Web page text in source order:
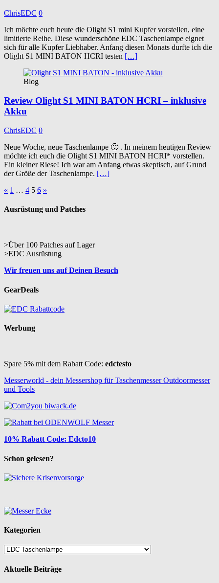
ChrisEDC 0
Ich möchte euch heute die Olight S1 mini Kupfer vorstellen, eine
limitierte Reihe. Diese wunderschöne EDC Taschenlampe eignet
sich für alle Kupfer Liebhaber. Anfang diesen Monats durfte ich die
Olight S1 MINI BATON HCRI testen […]
Blog
Review Olight S1 MINI BATON HCRI – inklusive
Akku
ChrisEDC 0
Neue Woche, neue Taschenlampe 🙂 . In meinem heutigen Review
möchte ich euch die Olight S1 MINI BATON HCRI* vorstellen.
Ein kleiner Riese! Ich war am Anfang etwas skeptisch, auf Grund
der Größe der Taschenlampe. […]
Beitragsnavigation
« 1 … 4 5 6 »
Ausrüstung und Patches
>Über 100 Patches auf Lager
>EDC Ausrüstung
Wir freuen uns auf Deinen Besuch
GearDeals
Werbung
Spare 5% mit dem Rabatt Code: edctesto
Messerworld - dein Messershop für Taschenmesser Outdoormesser
und Tools
10% Rabatt Code: Edcto10
Schon gelesen?
Kategorien
Kategorien
Aktuelle Beiträge